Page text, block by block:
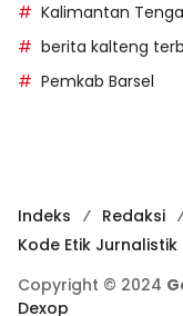
Kalimantan
berita kalteng
Pemkab Barsel
Indeks Redaksi
Kode Etik Jurnalistik
Copyright © 2024
Dexop